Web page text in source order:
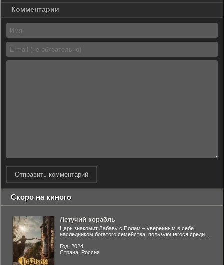
Комментарии
Отправить комментарий
Скоро на киного
Летучий корабль
Царь знакомит Забаву с Полем – уверенным в себе
наследником богатого семейства, пользующегося среди...
Год: 2024
Страна: Россия